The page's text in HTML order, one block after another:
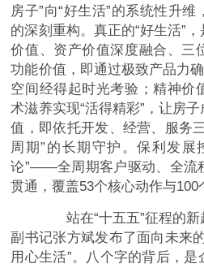
房子”向“好生活”的系统性升
的深刻重构。真正的“好生活”
价值、资产价值深度融合、三
功能价值，即通过极致产品力
空间经得起时光考验；精神价
术滋养实现“活得精彩”，让房
值，即依托开发、经营、服务
周期”的长期守护。保利发展
论”——全周期客户驱动、全流
贯通，覆盖53个核心动作与100
站在“十五五”征程的新
副书记张方斌发布了面向未来
用心生活”。八个字的背后，